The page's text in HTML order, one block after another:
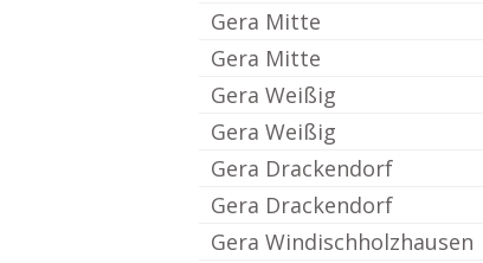
Gera Mitte
Gera Mitte
Gera Weißig
Gera Weißig
Gera Drackendorf
Gera Drackendorf
Gera Windischholzhausen